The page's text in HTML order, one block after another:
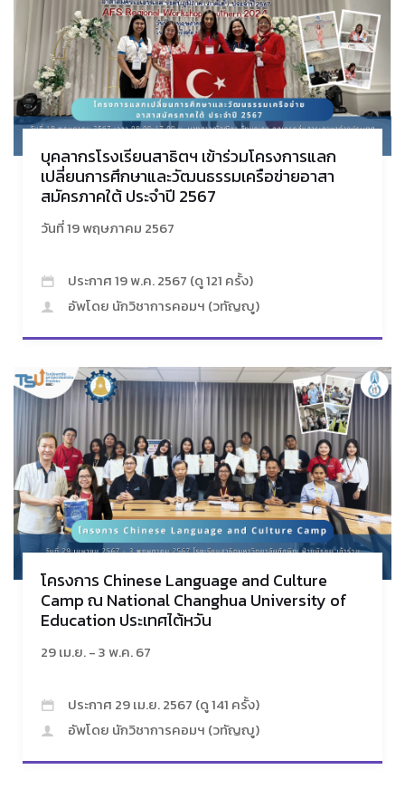
บุคลากรโรงเรียนสาธิตฯ เข้าร่วมโครงการแลก
เปลี่ยนการศึกษาและวัฒนธรรมเครือข่ายอาสา
สมัครภาคใต้ ประจำปี 2567
วันที่ 19 พฤษภาคม 2567
ประกาศ 19 พ.ค. 2567 (ดู 121 ครั้ง)
อัพโดย นักวิชาการคอมฯ (วทัญญู)
โครงการ Chinese Language and Culture
Camp ณ National Changhua University of
Education ประเทศไต้หวัน
29 เม.ย. - 3 พ.ค. 67
ประกาศ 29 เม.ย. 2567 (ดู 141 ครั้ง)
อัพโดย นักวิชาการคอมฯ (วทัญญู)